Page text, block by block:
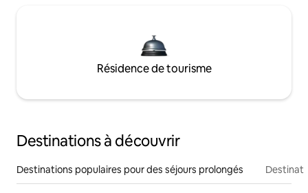
Résidence de tourisme
Destinations à découvrir
Destinations populaires pour des séjours prolongés